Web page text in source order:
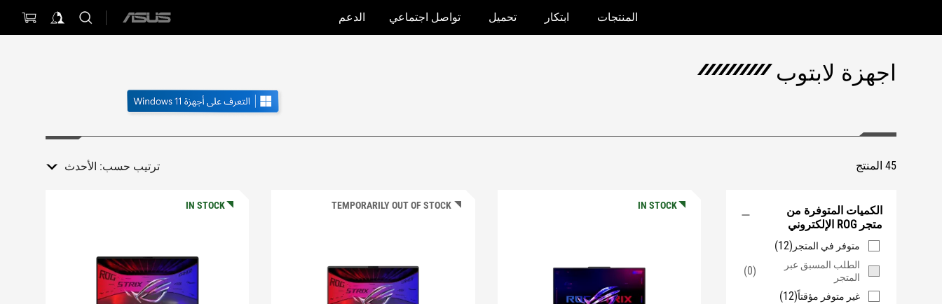
Accessibility links
المنتجات ابتكار تحميل تواصل اجتماعي الدعم
ASUS
اجهزة لابتوب
45 المنتج ترتيب حسب: الأحدث
الكميات المتوفرة من
متجر ROG الإلكتروني
متوفر في المتجر (12)
الطلب المسبق عبر
المتجر
(0)
غير متوفر مؤقتاً(12)
IN STOCK
TEMPORARILY OUT OF STOCK
IN STOCK